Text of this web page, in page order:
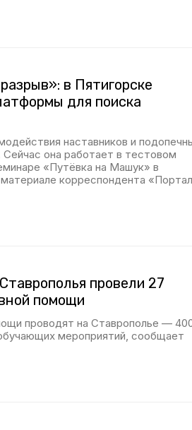
в Пятигорске
для поиска
наставников и
она работает в тестовом
«Путёвка на Машук» в
корреспондента
провели 27
помощи
проводят на Ставрополье —
мероприятий, сообщает